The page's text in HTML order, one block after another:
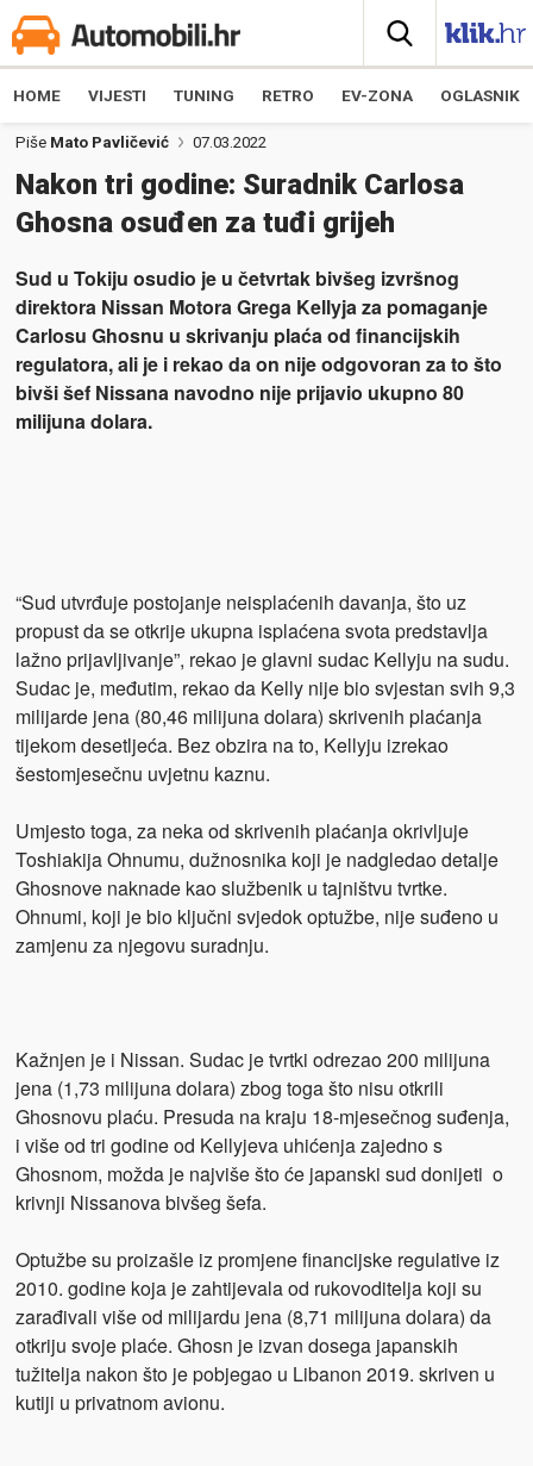
HOME VIJESTI TUNING RETRO EV-ZONA OGLASNIK
Piše Mato Pavličević 07.03.2022
Nakon tri godine: Suradnik Carlosa
Ghosna osuđen za tuđi grijeh
Sud u Tokiju osudio je u četvrtak bivšeg izvršnog
direktora Nissan Motora Grega Kellyja za pomaganje
Carlosu Ghosnu u skrivanju plaća od financijskih
regulatora, ali je i rekao da on nije odgovoran za to što
bivši šef Nissana navodno nije prijavio ukupno 80
milijuna dolara.
“Sud utvrđuje postojanje neisplaćenih davanja, što uz
propust da se otkrije ukupna isplaćena svota predstavlja
lažno prijavljivanje”, rekao je glavni sudac Kellyju na sudu.
Sudac je, međutim, rekao da Kelly nije bio svjestan svih 9,3
milijarde jena (80,46 milijuna dolara) skrivenih plaćanja
tijekom desetljeća. Bez obzira na to, Kellyju izrekao
šestomjesečnu uvjetnu kaznu.
Umjesto toga, za neka od skrivenih plaćanja okrivljuje
Toshiakija Ohnumu, dužnosnika koji je nadgledao detalje
Ghosnove naknade kao službenik u tajništvu tvrtke.
Ohnumi, koji je bio ključni svjedok optužbe, nije suđeno u
zamjenu za njegovu suradnju.
Kažnjen je i Nissan. Sudac je tvrtki odrezao 200 milijuna
jena (1,73 milijuna dolara) zbog toga što nisu otkrili
Ghosnovu plaću. Presuda na kraju 18-mjesečnog suđenja,
i više od tri godine od Kellyjeva uhićenja zajedno s
Ghosnom, možda je najviše što će japanski sud donijeti o
krivnji Nissanova bivšeg šefa.
Optužbe su proizašle iz promjene financijske regulative iz
2010. godine koja je zahtijevala od rukovoditelja koji su
zarađivali više od milijardu jena (8,71 milijuna dolara) da
otkriju svoje plaće. Ghosn je izvan dosega japanskih
tužitelja nakon što je pobjegao u Libanon 2019. skriven u
kutiji u privatnom avionu.